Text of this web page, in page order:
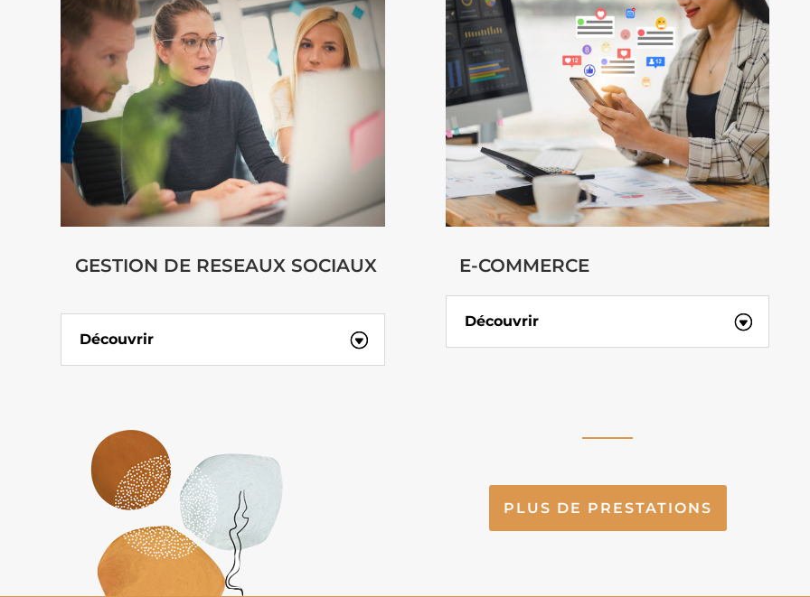
GESTION DE RESEAUX SOCIAUX
Découvrir
E-COMMERCE
Découvrir
PLUS DE PRESTATIONS